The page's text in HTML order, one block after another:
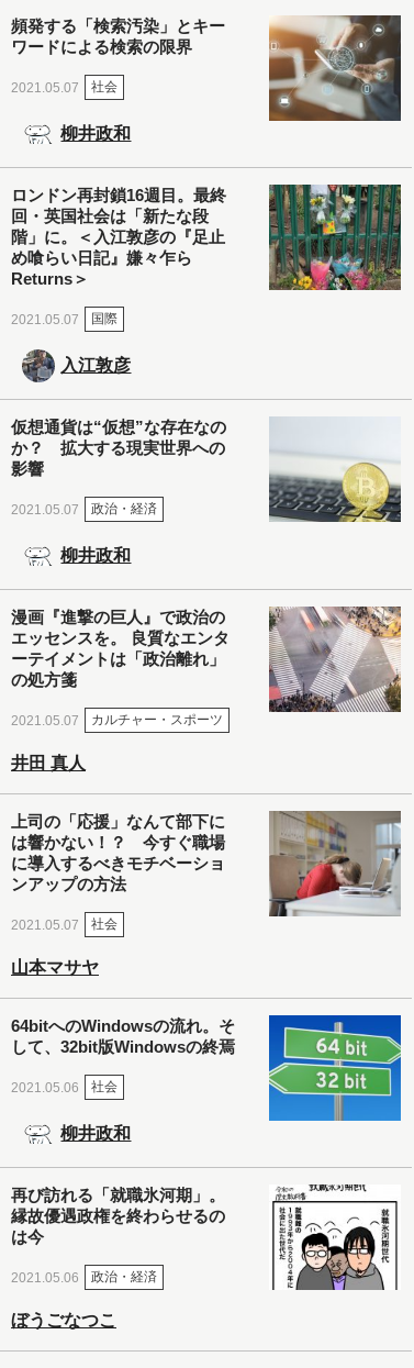
頻発する「検索汚染」とキー
ワードによる検索の限界
2021.05.07 社会
柳井政和
ロンドン再封鎖16週目。最終
回・英国社会は「新たな段
階」に。＜入江敦彦の『足止
め喰らい日記』嫌々乍ら
Returns＞
2021.05.07 国際
入江敦彦
仮想通貨は“仮想”な存在なの
か？ 拡大する現実世界への
影響
2021.05.07 政治・経済
柳井政和
漫画『進撃の巨人』で政治の
エッセンスを。 良質なエンタ
ーテイメントは「政治離れ」
の処方箋
2021.05.07 カルチャー・スポーツ
井田 真人
上司の「応援」なんて部下に
は響かない！？ 今すぐ職場
に導入するべきモチベーショ
ンアップの方法
2021.05.07 社会
山本マサヤ
64bitへのWindowsの流れ。そ
して、32bit版Windowsの終焉
2021.05.06 社会
柳井政和
再び訪れる「就職氷河期」。
縁故優遇政権を終わらせるの
は今
2021.05.06 政治・経済
ぼうごなつこ